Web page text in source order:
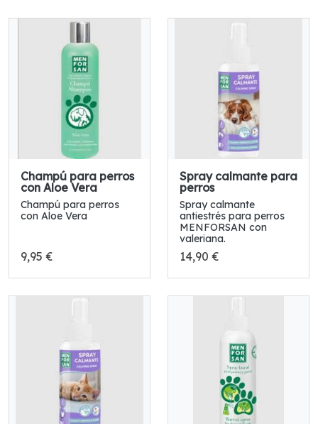
Champú para perros
con Aloe Vera
Champú para perros
con Aloe Vera
9,95 €
Spray calmante para
perros
Spray calmante
antiestrés para perros
MENFORSAN con
valeriana.
14,90 €